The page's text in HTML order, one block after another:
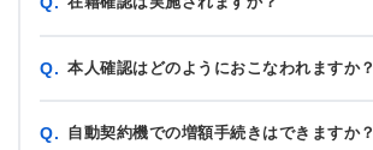
Q. 本人確認はどのようにおこなわれますか？
Q. 自動契約機での増額手続きはできますか？